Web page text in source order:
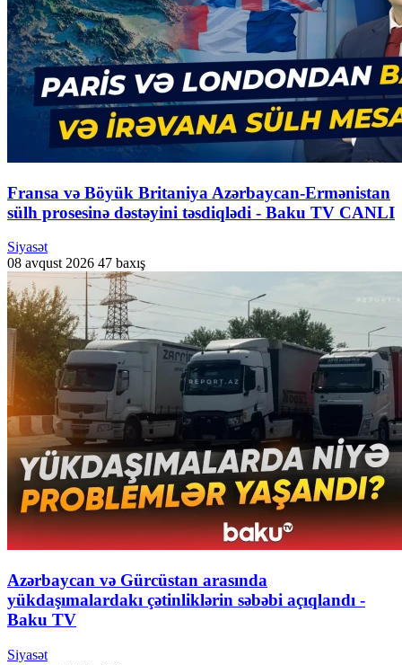
Fransa və Böyük Britaniya Azərbaycan-Ermənistan
sülh prosesinə dəstəyini təsdiqlədi - Baku TV CANLI
Siyasət
08 avqust 2026 47 baxış
Azərbaycan və Gürcüstan arasında
yükdaşımalardakı çətinliklərin səbəbi açıqlandı -
Baku TV
Siyasət